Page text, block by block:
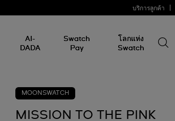
บริการลูกค้า
AI-
DADA
Swatch
Pay
โลกแห่ง
Swatch
บาง
สิ่ง
MOONSWATCH
MISSION TO THE PINK